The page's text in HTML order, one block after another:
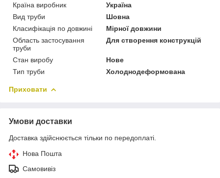
Країна виробник
Україна
Вид труби
Шовна
Класифікація по довжині
Мірної довжини
Область застосування
труби
Для створення конструкцій
Стан виробу
Нове
Тип труби
Холоднодеформована
Приховати
Умови доставки
Доставка здійснюється тільки по передоплаті.
Нова Пошта
Самовивіз